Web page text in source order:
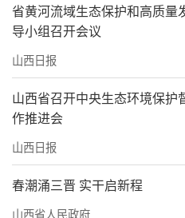
省黄河流域生态保护和高质量
导小组召开会议
山西日报
山西省召开中央生态环境保护
作推进会
山西日报
春潮涌三晋 实干启新程
山西省人民政府